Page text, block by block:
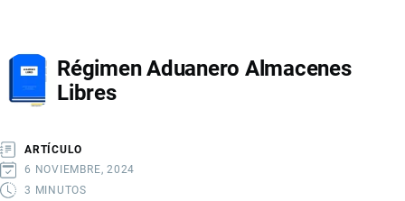
Régimen Aduanero Almacenes
Libres
ARTÍCULO
6 NOVIEMBRE, 2024
3 MINUTOS